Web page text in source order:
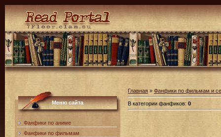
Меню сайта
Фанфики по аниме
Фанфики по фильмам
Главная » Фанфики по фильмам и
В категории фанфиков: 0